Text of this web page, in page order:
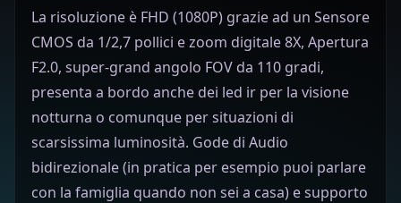
La risoluzione è FHD (1080P) grazie ad un Sensore
CMOS da 1/2,7 pollici e zoom digitale 8X, Apertura
F2.0, super-grand angolo FOV da 110 gradi,
presenta a bordo anche dei led ir per la visione
notturna o comunque per situazioni di
scarsissima luminosità. Gode di Audio
bidirezionale (in pratica per esempio puoi parlare
con la famiglia quando non sei a casa) e supporto